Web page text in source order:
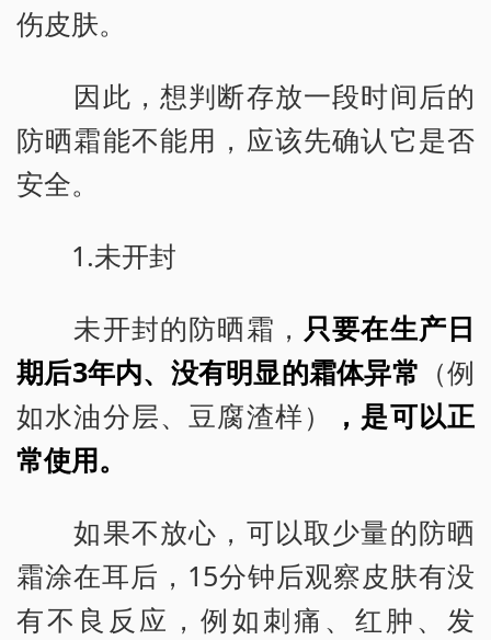
伤皮肤。
因此，想判断存放一段时间后的
防晒霜能不能用，应该先确认它是否
安全。
1.未开封
未开封的防晒霜， 只要在生产日
期后3年内、没有明显的霜体异常 （例
如水油分层、豆腐渣样）
，是可以正
常使用。
如果不放心，可以取少量的防晒
霜涂在耳后，15分钟后观察皮肤有没
有不良反应，例如刺痛、红肿、发